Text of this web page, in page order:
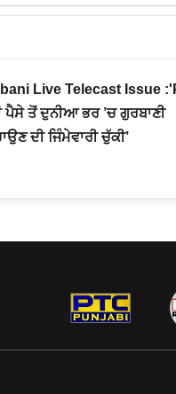
Live Telecast Issue
ਪੈਸੇ ਤੋਂ ਦੁਨੀਆ ਭਰ ’ਚ ਗੁਰਬਾਣੀ
ਦੀ ਜਿੰਮੇਵਾਰੀ ਚੁੱਕੀ’